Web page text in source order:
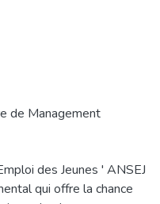
de Management
des Jeunes ' ANSEJ
qui offre la chance